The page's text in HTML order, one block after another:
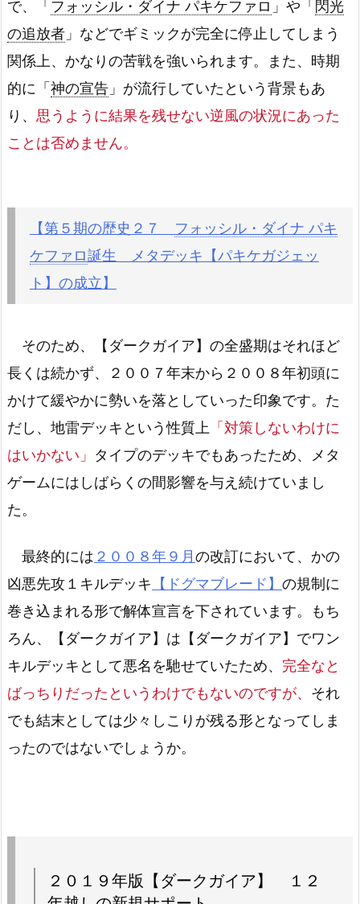
で、「 フォッシル・ダイナ パキケファロ 」や「 閃光
の追放者 」などでギミックが完全に停止してしまう
関係上、かなりの苦戦を強いられます。また、時期
的に「 神の宣告 」が流行していたという背景もあ
り、 思うように結果を残せない逆風の状況にあった
ことは否めません。
【第５期の歴史２７
フォッシル・ダイナ パキ
ケファロ誕生 メタデッキ【パキケガジェッ
ト】の成立】
そのため、【ダークガイア】の全盛期はそれほど
長くは続かず、２００７年末から２００８年初頭に
かけて緩やかに勢いを落としていった印象です。た
だし、地雷デッキという性質上 「対策しないわけに
はいかない」 タイプのデッキでもあったため、メタ
ゲームにはしばらくの間影響を与え続けていまし
た。
最終的には ２００８年９月 の改訂において、かの
凶悪先攻１キルデッキ 【ドグマブレード】 の規制に
巻き込まれる形で解体宣言を下されています。もち
ろん、【ダークガイア】は【ダークガイア】でワン
キルデッキとして悪名を馳せていたため、 完全なと
ばっちりだったというわけでもないのですが、 それ
でも結末としては少々しこりが残る形となってしま
ったのではないでしょうか。
２０１９年版【ダークガイア】 １２